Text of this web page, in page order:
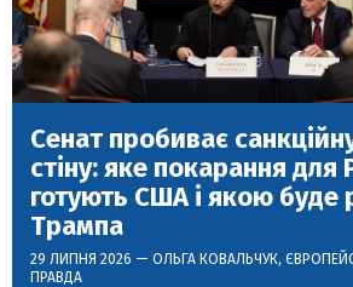
Сенат пробиває
стіну: яке покарання для
готують США і якою буде
Трампа
29 ЛИПНЯ 2026 — ОЛЬГА КОВАЛЬЧУК,
ПРАВДА